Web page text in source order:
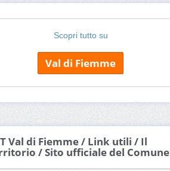
Scopri tutto su
Val di Fiemme
Val di Fiemme / Link utili / Il
/ Sito ufficiale del Comune